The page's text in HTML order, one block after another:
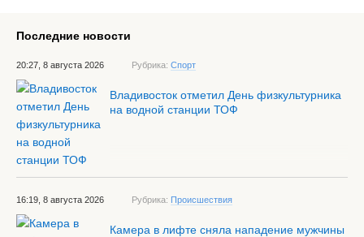
Последние новости
20:27, 8 августа 2026 Рубрика: Спорт
Владивосток отметил День физкультурника
на водной станции ТОФ
16:19, 8 августа 2026 Рубрика: Происшествия
Камера в лифте сняла нападение мужчины